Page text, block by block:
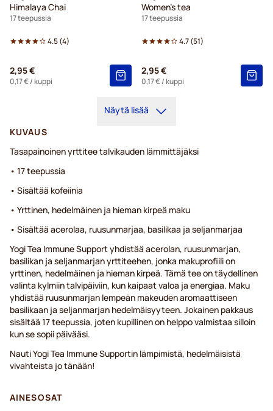
Himalaya Chai
17 teepussia
4.5(4)
2,95 €
0,17 €/ kuppi
Women's tea
17 teepussia
4.7(51)
2,95 €
0,17 €/ kuppi
Näytä lisää
KUVAUS
Tasapainoinen yrttitee talvikauden lämmittäjäksi
• 17 teepussia
• Sisältää kofeiinia
• Yrttinen, hedelmäinen ja hieman kirpeä maku
• Sisältää acerolaa, ruusunmarjaa, basilikaa ja seljanmarjaa
Yogi Tea Immune Support yhdistää acerolan, ruusunmarjan,
basilikan ja seljanmarjan yrttiteehen, jonka makuprofiili on
yrttinen, hedelmäinen ja hieman kirpeä. Tämä tee on täydellinen
valinta kylmiin talvipäiviin, kun kaipaat valoa ja energiaa. Maku
yhdistää ruusunmarjan lempeän makeuden aromaattiseen
basilikaan ja seljanmarjan hedelmäisyyteen. Jokainen pakkaus
sisältää 17 teepussia, joten kupillinen on helppo valmistaa silloin
kun se sopii päivääsi.
Nauti Yogi Tea Immune Supportin lämpimistä, hedelmäisistä
vivahteista jo tänään!
AINESOSAT